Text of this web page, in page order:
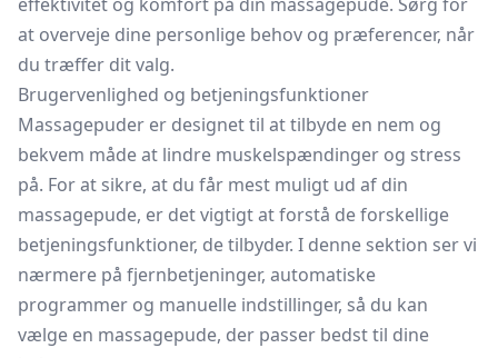
at overveje dine personlige behov og præferencer, når
du træffer dit valg.
Brugervenlighed og betjeningsfunktioner
Massagepuder er designet til at tilbyde en nem og
bekvem måde at lindre muskelspændinger og stress
på. For at sikre, at du får mest muligt ud af din
massagepude, er det vigtigt at forstå de forskellige
betjeningsfunktioner, de tilbyder. I denne sektion ser vi
nærmere på fjernbetjeninger, automatiske
programmer og manuelle indstillinger, så du kan
vælge en massagepude, der passer bedst til dine